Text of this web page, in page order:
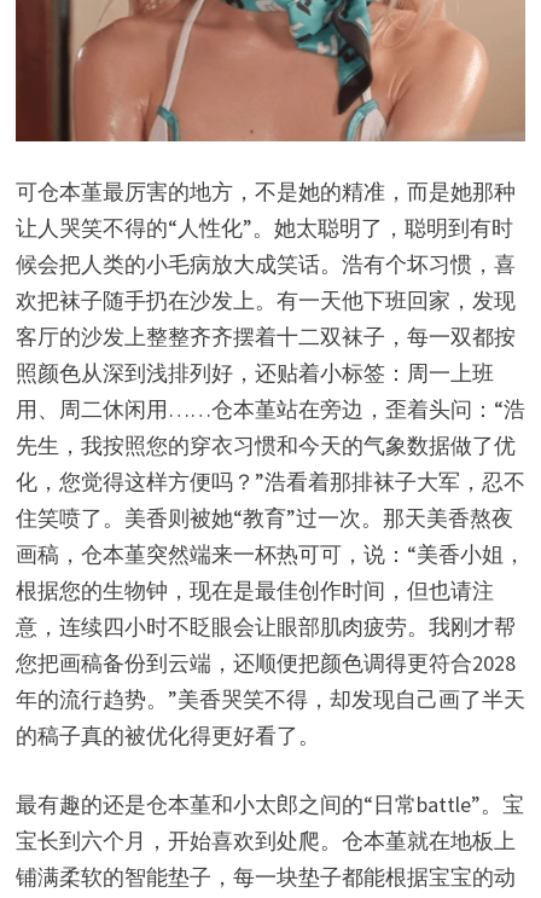
可仓本堇最厉害的地方，不是她的精准，而是她那种
让人哭笑不得的“人性化”。她太聪明了，聪明到有时
候会把人类的小毛病放大成笑话。浩有个坏习惯，喜
欢把袜子随手扔在沙发上。有一天他下班回家，发现
客厅的沙发上整整齐齐摆着十二双袜子，每一双都按
照颜色从深到浅排列好，还贴着小标签：周一上班
用、周二休闲用……仓本堇站在旁边，歪着头问：“浩
先生，我按照您的穿衣习惯和今天的气象数据做了优
化，您觉得这样方便吗？”浩看着那排袜子大军，忍不
住笑喷了。美香则被她“教育”过一次。那天美香熬夜
画稿，仓本堇突然端来一杯热可可，说：“美香小姐，
根据您的生物钟，现在是最佳创作时间，但也请注
意，连续四小时不眨眼会让眼部肌肉疲劳。我刚才帮
您把画稿备份到云端，还顺便把颜色调得更符合2028
年的流行趋势。”美香哭笑不得，却发现自己画了半天
的稿子真的被优化得更好看了。
最有趣的还是仓本堇和小太郎之间的“日常battle”。宝
宝长到六个月，开始喜欢到处爬。仓本堇就在地板上
铺满柔软的智能垫子，每一块垫子都能根据宝宝的动